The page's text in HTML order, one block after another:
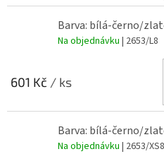
Barva: bílá-černo/
Na objednávku | 2653/L8
601 Kč / ks
Barva: bílá-černo/
Na objednávku | 2653/XS8